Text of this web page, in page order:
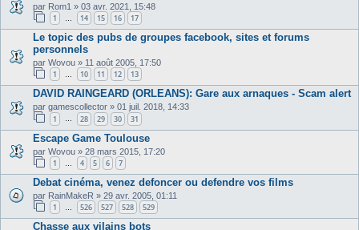
par Rom1 » 03 avr. 2021, 15:48
1 14 15 16 17
Le topic des pubs de groupes facebook, sites et forums
personnels
par Wovou » 11 août 2005, 17:50
1 … 10 11 12 13
DAVID RAINGEARD (ORLEANS): Gare aux arnaques - Scam alert
par gamescollector » 01 juil. 2018, 14:33
1 … 28 29 30 31
Escape Game Toulouse
par Wovou » 28 mars 2015, 17:20
1 4 5 6 7
Debat cinéma, venez defoncer ou defendre vos films
par RainMakeR » 29 avr. 2005, 01:11
1 … 526 527 528 529
Chasse aux vilains bots